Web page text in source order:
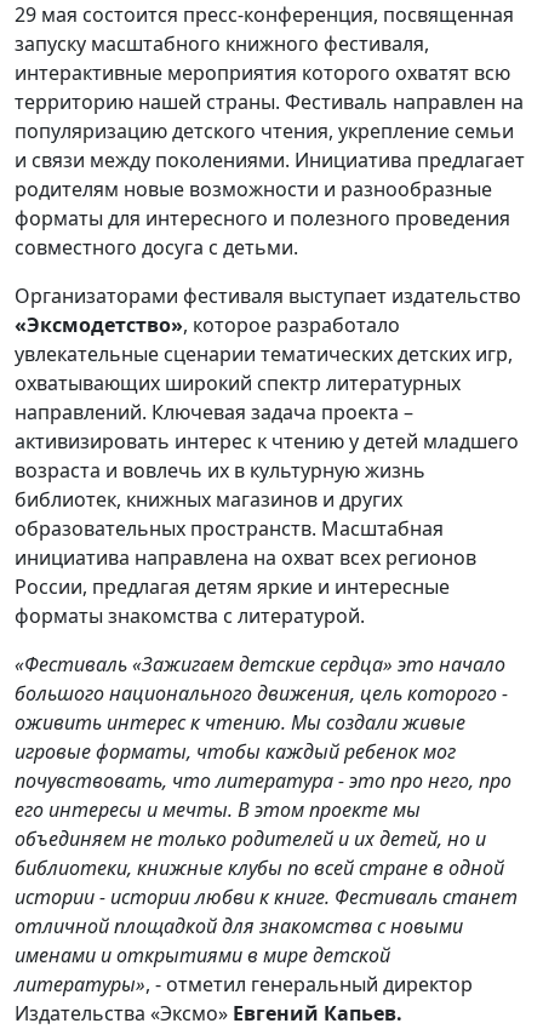
29 мая состоится пресс-конференция, посвященная
запуску масштабного книжного фестиваля,
интерактивные мероприятия которого охватят всю
территорию нашей страны. Фестиваль направлен на
популяризацию детского чтения, укрепление семьи
и связи между поколениями. Инициатива предлагает
родителям новые возможности и разнообразные
форматы для интересного и полезного проведения
совместного досуга с детьми.
Организаторами фестиваля выступает издательство
«Эксмодетство», которое разработало
увлекательные сценарии тематических детских игр,
охватывающих широкий спектр литературных
направлений. Ключевая задача проекта –
активизировать интерес к чтению у детей младшего
возраста и вовлечь их в культурную жизнь
библиотек, книжных магазинов и других
образовательных пространств. Масштабная
инициатива направлена на охват всех регионов
России, предлагая детям яркие и интересные
форматы знакомства с литературой.
«Фестиваль «Зажигаем детские сердца» это начало
большого национального движения, цель которого -
оживить интерес к чтению. Мы создали живые
игровые форматы, чтобы каждый ребенок мог
почувствовать, что литература - это про него, про
его интересы и мечты. В этом проекте мы
объединяем не только родителей и их детей, но и
библиотеки, книжные клубы по всей стране в одной
истории - истории любви к книге. Фестиваль станет
отличной площадкой для знакомства с новыми
именами и открытиями в мире детской
литературы», - отметил генеральный директор
Издательства «Эксмо» Евгений Капьев.